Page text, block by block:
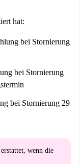
hat:
bei Stornierung
bei Stornierung
bei Stornierung 29
, wenn die